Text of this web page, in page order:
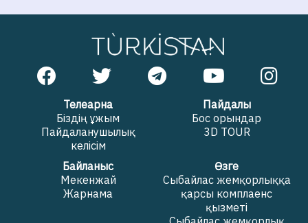
Телеарна
Біздің ұжым
Пайдаланушылық
келісім
Пайдалы
Бос орындар
3D TOUR
Байланыс
Мекенжай
Жарнама
Өзге
Сыбайлас жемқорлыққа
қарсы комплаенс
қызметі